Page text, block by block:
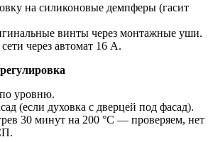
на силиконовые демпферы (гасит
винты через монтажные уши.
через автомат 16 А.
уровню.
(если духовка с дверцей под фасад).
30 минут на 200 °C — проверяем, нет